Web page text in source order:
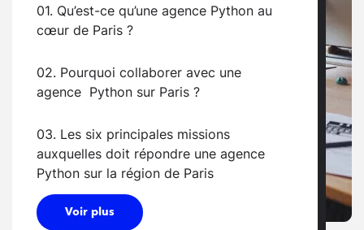
01. Qu’est-ce qu’une agence Python au
cœur de Paris ?
02. Pourquoi collaborer avec une
agence Python sur Paris ?
03. Les six principales missions
auxquelles doit répondre une agence
Python sur la région de Paris
Voir plus